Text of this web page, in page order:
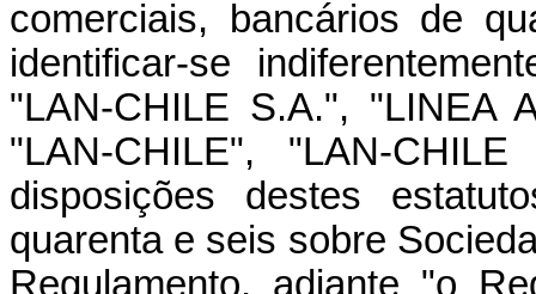
comerciais, bancários de
identificar-se
"LAN-CHILE S.A.", "LINEA
"LAN-CHILE", "LAN-
disposições destes
quarenta e seis sobre
Regulamento, adiante "o